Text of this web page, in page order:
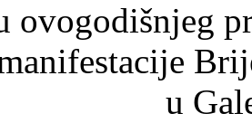
ovogodišnjeg
u